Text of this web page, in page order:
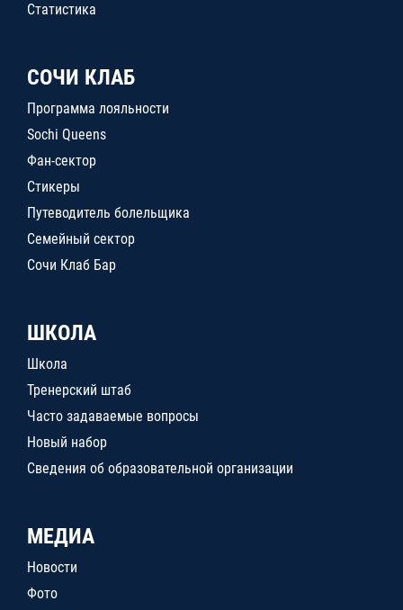
Статистика
СОЧИ КЛАБ
Программа лояльности
Sochi Queens
Фан-сектор
Стикеры
Путеводитель болельщика
Семейный сектор
Сочи Клаб Бар
ШКОЛА
Школа
Тренерский штаб
Часто задаваемые вопросы
Новый набор
Сведения об образовательной организации
МЕДИА
Новости
Фото